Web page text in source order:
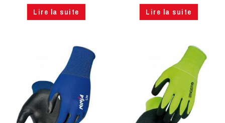
Lire la suite Lire la suite